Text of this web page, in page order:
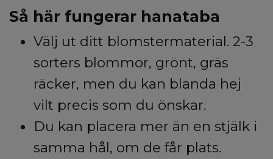
Så här fungerar hanataba
Välj ut ditt blomstermaterial. 2-3
sorters blommor, grönt, gräs
räcker, men du kan blanda hej
vilt precis som du önskar.
Du kan placera mer än en stjälk i
samma hål, om de får plats.